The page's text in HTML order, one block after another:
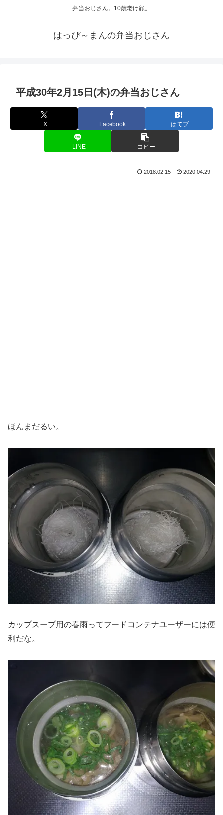
弁当おじさん。10歳老け顔。
はっぴ～まんの弁当おじさん
平成30年2月15日(木)の弁当おじさん
X Facebook はてブ
LINE コピー
2018.02.15 2020.04.29
ほんまだるい。
カップスープ用の春雨ってフードコンテナユーザーには便
利だな。